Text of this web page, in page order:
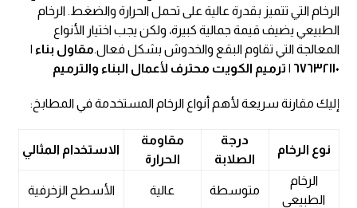
الرخام التي تتميز بقدرة عالية على تحمل الحرارة والضغط. الرخام
الطبيعي يضيف قيمة جمالية كبيرة، ولكن يجب اختيار الأنواع
المعالجة التي تقاوم البقع والخدوش بشكل فعال.مقاول بناء |
٦٧٦٣٢١١٠ | ترميم الكويت محترف لأعمال البناء والترميم
إليك مقارنة سريعة لأهم أنواع الرخام المستخدمة في المطابخ:
نوع الرخام
درجة
الصلابة
مقاومة
الحرارة
الاستخدام المثالي
الرخام
الطبيعي
متوسطة عالية الأسطح الزخرفية